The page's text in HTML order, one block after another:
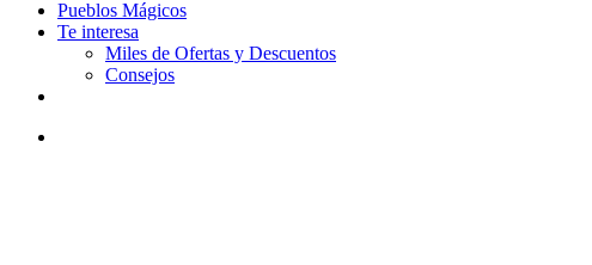
Pueblos Mágicos
Te interesa
Miles de Ofertas y Descuentos
Consejos